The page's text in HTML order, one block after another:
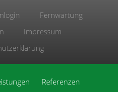
Fernwartung
Impressum
Referenzen